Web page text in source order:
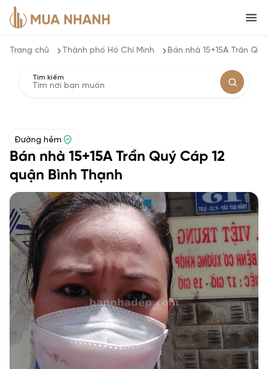
Trang chủ Thành phố Hồ Chí Minh Bán nhà 15+15A Trần
Tìm kiếm
Đường hẻm
Bán nhà 15+15A Trần Quý Cáp 12
quận Bình Thạnh